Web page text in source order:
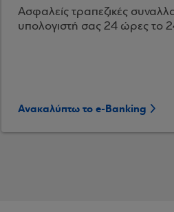
Ασφαλείς τραπεζικές
υπολογιστή σας 24 ώρες το
Ανακαλύπτω το e-Banking